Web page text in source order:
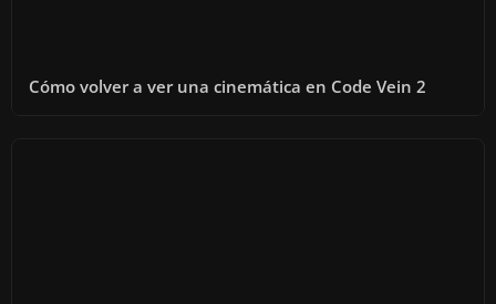
Cómo volver a ver una cinemática en Code Vein 2